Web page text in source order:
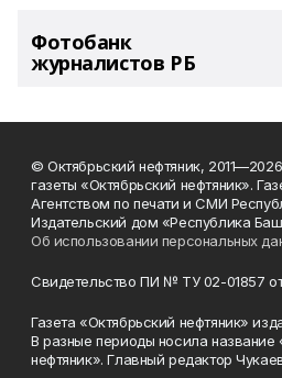
Фотобанк
журналистов РБ
© Октябрьский нефтяник,
газеты «Октябрьский нефтяник».
Агентством по печати и СМИ
Издательский дом «Республика
Об использовании персональных
Свидетельство ПИ № ТУ 02-01857
Газета «Октябрьский нефтяник»
В разные периоды носила
нефтяник». Главный редактор